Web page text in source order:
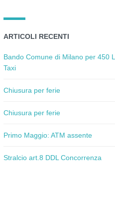
ARTICOLI RECENTI
Bando Comune di Milano per 450
Taxi
Chiusura per ferie
Chiusura per ferie
Primo Maggio: ATM assente
Stralcio art.8 DDL Concorrenza